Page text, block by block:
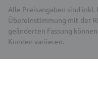
Alle Preisangaben sind inkl.
Übereinstimmung mit der
geänderten Fassung
Kunden variieren.